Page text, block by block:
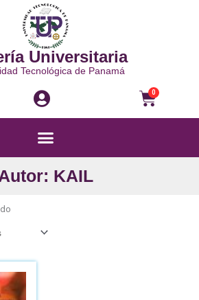
Universitaria
Tecnológica de Panamá
0
Menú
KAIL
El
precio